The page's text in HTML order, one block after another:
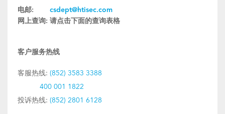
电邮:
csdept@htisec.com
网上查询: 请点击下面的查询表格
客户服务热线
客服热线: (852) 3583 3388
400 001 1822
投诉热线: (852) 2801 6128